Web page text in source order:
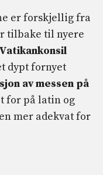
er forskjellig fra
tilbake til nyere
Vatikankonsil
dypt fornyet
av messen på
for på latin og
mer adekvat for